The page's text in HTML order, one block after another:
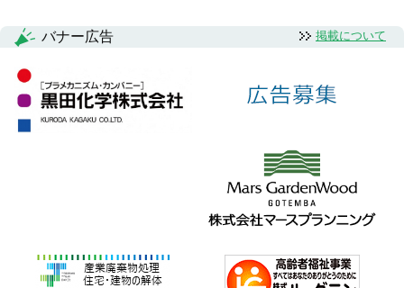
バナー広告 掲載について